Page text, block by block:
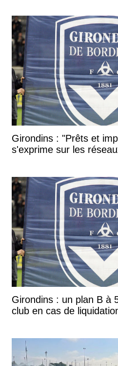
Girondins : "Prêts et
s'exprime sur les
Girondins : un plan B à
club en cas de